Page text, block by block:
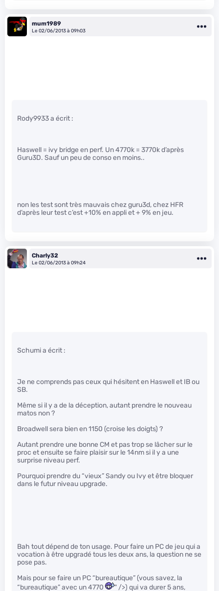
mum1989
Le 02/06/2013 à 09h03
Rody9933 a écrit :
Haswell = ivy bridge en perf. Un 4770k = 3770k d’après
Guru3D. Sauf un peu de conso en moins..
non les test sont très mauvais chez guru3d, chez HFR
d’après leur test c’est +10% en appli et + 9% en jeu.
Charly32
Le 02/06/2013 à 09h24
Schumi a écrit :
Je ne comprends pas ceux qui hésitent en Haswell et IB ou
SB.
Même si il y a de la déception, autant prendre le nouveau
matos non ?
Broadwell sera bien en 1150 (croise les doigts) ?
Autant prendre une bonne CM et pas trop se lâcher sur le
proc et ensuite se faire plaisir sur le 14nm si il y a une
surprise niveau perf.
Pourquoi prendre du “vieux” Sandy ou Ivy et être bloquer
dans le futur niveau upgrade.
Bah tout dépend de ton usage. Pour faire un PC de jeu qui a
vocation à être upgradé tous les deux ans, la question ne se
pose pas.
Mais pour se faire un PC “bureautique” (vous savez, la
“bureautique” avec un 4770
" />) qui va durer 5 ans,